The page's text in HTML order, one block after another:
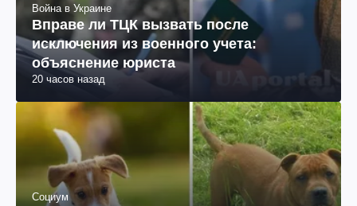
Война в Украине
Вправе ли ТЦК вызвать после
исключения из военного учета:
объяснение юриста
20 часов назад
Социум